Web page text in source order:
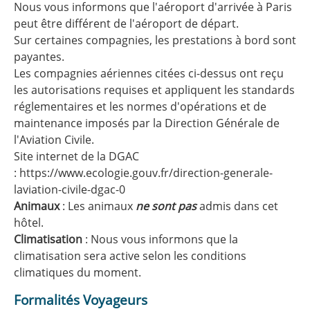
Nous vous informons que l'aéroport d'arrivée à Paris
peut être différent de l'aéroport de départ.
Sur certaines compagnies, les prestations à bord sont
payantes.
Les compagnies aériennes citées ci-dessus ont reçu
les autorisations requises et appliquent les standards
réglementaires et les normes d'opérations et de
maintenance imposés par la Direction Générale de
l'Aviation Civile.
Site internet de la DGAC
: https://www.ecologie.gouv.fr/direction-generale-
laviation-civile-dgac-0
Animaux: Les animaux ne sont pasadmis dans cet
hôtel.
Climatisation : Nous vous informons que la
climatisation sera active selon les conditions
climatiques du moment.
Formalités Voyageurs